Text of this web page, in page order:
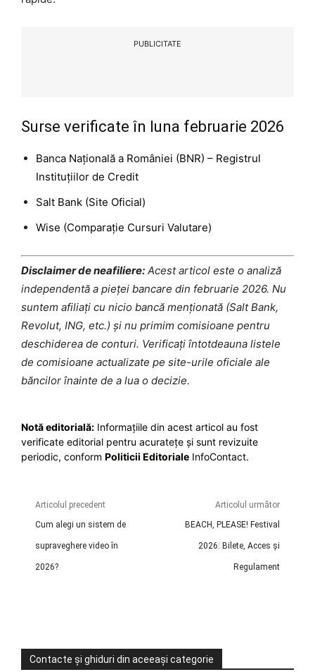
PUBLICITATE
Surse verificate în luna februarie 2026
Banca Națională a României (BNR) – Registrul
Instituțiilor de Credit
Salt Bank (Site Oficial)
Wise (Comparație Cursuri Valutare)
Disclaimer de neafiliere: Acest articol este o analiză
independentă a pieței bancare din februarie 2026. Nu
suntem afiliați cu nicio bancă menționată (Salt Bank,
Revolut, ING, etc.) și nu primim comisioane pentru
deschiderea de conturi. Verificați întotdeauna listele
de comisioane actualizate pe site-urile oficiale ale
băncilor înainte de a lua o decizie.
Notă editorială: Informațiile din acest articol au fost
verificate editorial pentru acuratețe și sunt revizuite
periodic, conform Politicii Editoriale InfoContact.
Articolul precedent
Cum alegi un sistem de
supraveghere video în
2026?
Articolul următor
BEACH, PLEASE! Festival
2026: Bilete, Acces și
Regulament
Contacte și ghiduri din aceeași categorie